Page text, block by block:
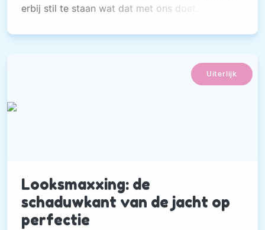
erbij stil te staan wat dat met ons doet.
Uiterlijk
Looksmaxxing: de
schaduwkant van de jacht op
perfectie